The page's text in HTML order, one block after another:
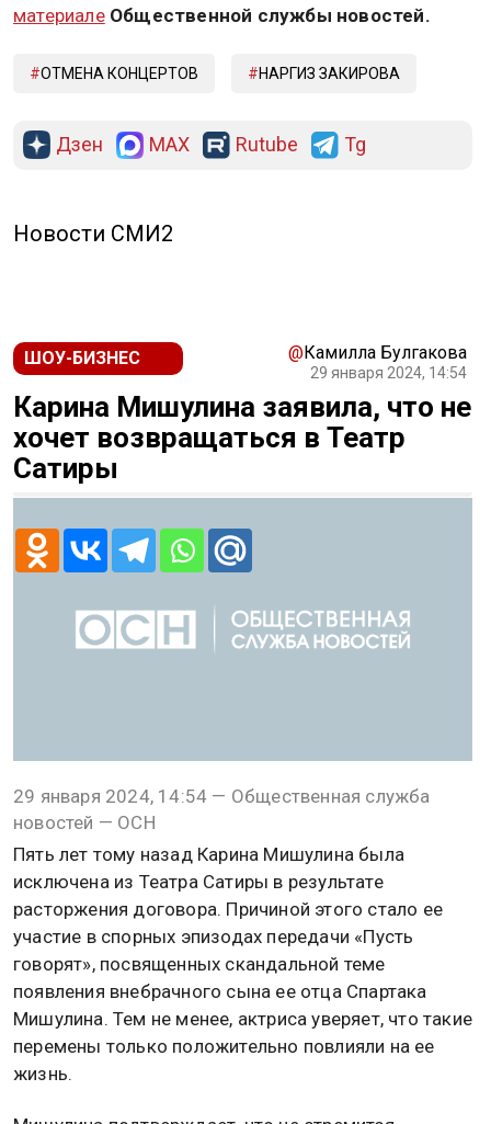
материале Общественной службы новостей.
ОТМЕНА КОНЦЕРТОВ НАРГИЗ ЗАКИРОВА
Дзен MAX Rutube Tg
Новости СМИ2
ШОУ-БИЗНЕС @Камилла Булгакова
29 января 2024, 14:54
Карина Мишулина заявила, что не
хочет возвращаться в Театр
Сатиры
29 января 2024, 14:54 — Общественная служба
новостей — ОСН
Пять лет тому назад Карина Мишулина была
исключена из Театра Сатиры в результате
расторжения договора. Причиной этого стало ее
участие в спорных эпизодах передачи «Пусть
говорят», посвященных скандальной теме
появления внебрачного сына ее отца Спартака
Мишулина. Тем не менее, актриса уверяет, что такие
перемены только положительно повлияли на ее
жизнь.